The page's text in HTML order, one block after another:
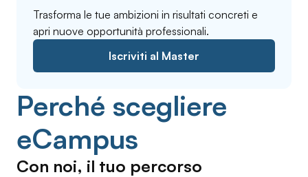
Trasforma le tue ambizioni in risultati concreti e
apri nuove opportunità professionali.
Iscriviti al Master
Perché scegliere
eCampus
Con noi, il tuo percorso